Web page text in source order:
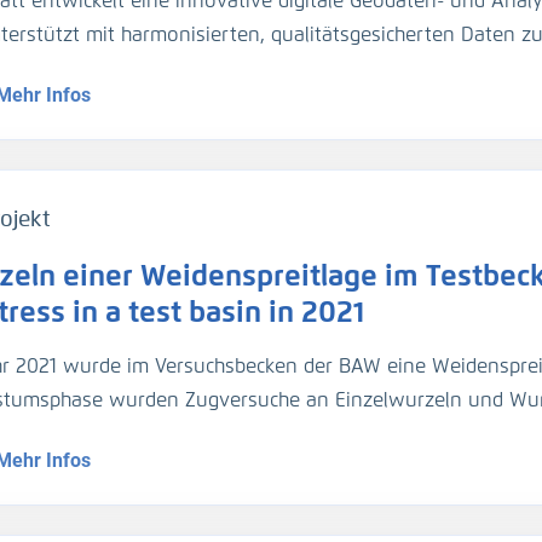
Für die Umrechnung der Trübungswerte in
kalibriert worden. Im März 2024 hat die BAW
Sperrwerks genommen für die Kalibrierung der dortigen
2 Halbtiden).
mit harmonisierten, qualitätsgesicherten Daten
werden über Webportale und -
Infos
einer Weidenspreitlage im
in a test basin in 2021
2021 wurde im Versuchsbecken der BAW eine
wurden Zugversuche an Einzelwurzeln und
a willow bush mattress was installed in a test basin.
out on individual roots and root bundles, and roots were
Infos